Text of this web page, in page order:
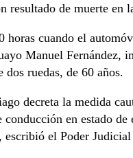
resultado de muerte en
horas cuando el
Manuel Fernández,
ruedas, de 60 años.
decreta la medida
en estado
el Poder Judicial